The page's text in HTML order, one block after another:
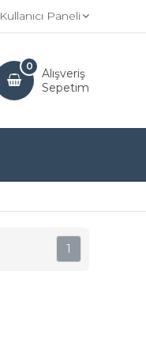
Kullanıcı Paneli
Alışveriş
Sepetim
0
1